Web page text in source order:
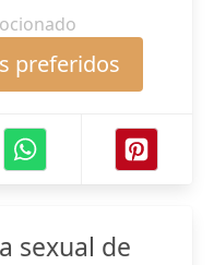
preferidos
sexual de